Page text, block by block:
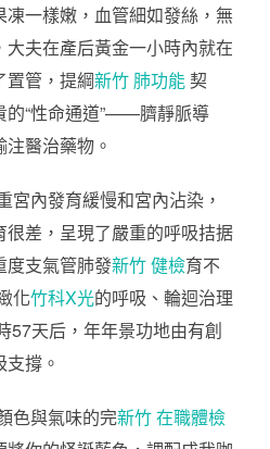
一樣嫩，血管細如發絲，無
夫在產后黃金一小時內就在
置管，提綱新竹 肺功能 契
的“性命通道”——臍靜脈導
醫治藥物。
宮內發育緩慢和宮內沾染，
差，呈現了嚴重的呼吸拮据
度支氣管肺發新竹 健檢育不
化竹科X光的呼吸、輪迴治理
57天后，年年景功地由有創
撐。
色與氣味的完新竹 在職體檢